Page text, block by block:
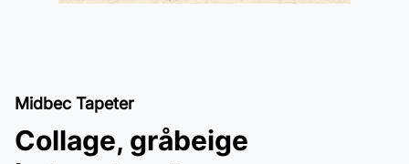
Midbec Tapeter
Collage, gråbeige